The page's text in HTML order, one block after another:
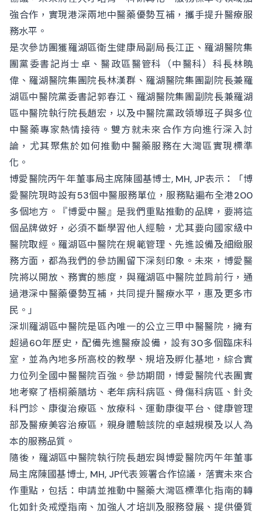
強合作，實現港深兩地中醫藥優勢互補，攜手提升醫療服
務水平。
是次參訪團獲羅湖區衛生健康局副局長江正、羅湖醫院集
團黨委書記肖士卓、醫政區醫管科（中醫科）科長林曉
偉、羅湖醫院集團院長林漢群、羅湖醫院集團副院長兼羅
湖區中醫院黨委書記郭春江、羅湖醫院集團副院長兼羅湖
區中醫院執行院長趙宏，以及中醫院黨政領導班子與多位
中醫藥專家熱情接待。雙方就未來合作方向進行深入討
論，尤其聚焦於如何推動中醫藥服務在大灣區實現標準
化。
博愛醫院丙午年董事局主席陳國基博士, MH, JP表示：「博
愛醫院現時設有53個中醫服務單位，服務點遍布全港200
多個地方。『博愛中醫』是我們重點推動的品牌，要將這
個品牌做好，必須不斷學習他人經驗，尤其要向國家級中
醫院取經。羅湖區中醫院在規範管理、先進設備及細緻服
務方面，都為我們的參訪團留下深刻印象。未來，博愛醫
院將以開放、務實的態度，與羅湖區中醫院並肩前行，通
過港深中醫藥優勢互補，共同提升醫療水平，惠及更多市
民。」
深圳羅湖區中醫院是區內唯一的公立三甲中醫醫院，擁有
超過60年歷史，配備先進醫療設備，設有30多個臨床科
室，並為內地多所高校的教學、規培及孵化基地，綜合實
力位列全國中醫醫院百強。參訪期間，博愛醫院代表團實
地考察了梧桐藥膳坊、老年病科病區、骨傷科病區、針灸
科門診、康復治療區、放療科、運動康復平台、健康管理
部及醫療美容治療區，親身體驗該院的卓越規模及以人為
本的服務品質。
隨後，羅湖區中醫院執行院長趙宏與博愛醫院丙午年董事
局主席陳國基博士, MH, JP代表簽署合作協議，落實未來合
作重點，包括：申請並推動中醫藥大灣區標準化指南的轉
化如針灸戒煙指南、加強人才培訓及服務發展、提供優質